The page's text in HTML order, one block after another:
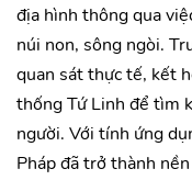
địa hình thông qua
núi non, sông ngòi.
quan sát thực tế, kết
thống Tứ Linh để tìm
người. Với tính ứng
Pháp đã trở thành